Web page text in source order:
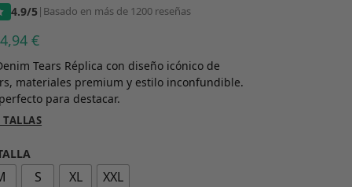
4.9/5| Basado en más de 1200 reseñas
€
Tears Réplica con diseño icónico de
materiales premium y estilo inconfundible.
para destacar.
S XL XXL